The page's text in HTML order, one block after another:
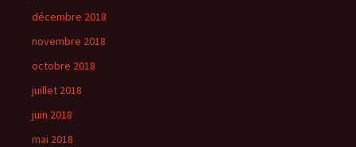
décembre 2018
novembre 2018
octobre 2018
juillet 2018
juin 2018
mai 2018